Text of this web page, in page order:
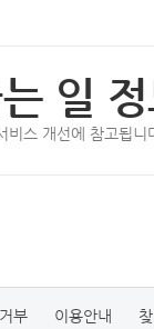
일
비스 개선에 참고됩니
부 이용안내